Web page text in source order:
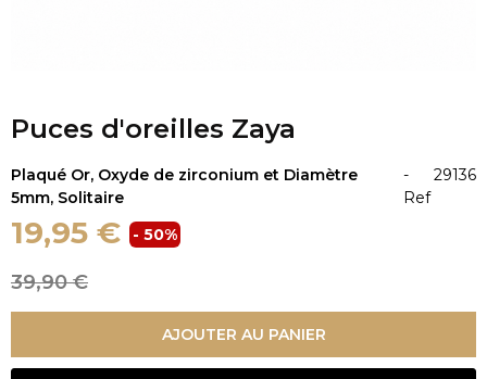
Puces d'oreilles Zaya
Plaqué Or, Oxyde de zirconium et Diamètre
5mm, Solitaire
-
Ref
29136
19,95 € - 50%
39,90 €
AJOUTER AU PANIER